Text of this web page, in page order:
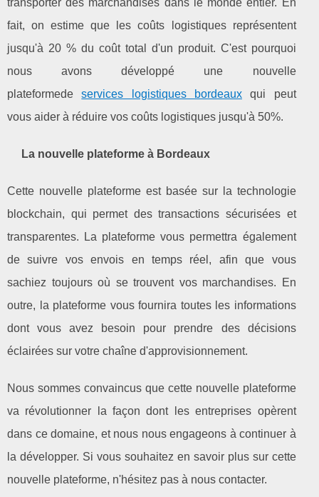
transporter des marchandises dans le monde entier. En
fait, on estime que les coûts logistiques représentent
jusqu'à 20 % du coût total d'un produit. C'est pourquoi
nous avons développé une nouvelle
plateformedeservices logistiques bordeauxqui peut
vous aider à réduire vos coûts logistiques jusqu'à 50%.
La nouvelle plateforme à Bordeaux
Cette nouvelle plateforme est basée sur la technologie
blockchain, qui permet des transactions sécurisées et
transparentes. La plateforme vous permettra également
de suivre vos envois en temps réel, afin que vous
sachiez toujours où se trouvent vos marchandises. En
outre, la plateforme vous fournira toutes les informations
dont vous avez besoin pour prendre des décisions
éclairées sur votre chaîne d'approvisionnement.
Nous sommes convaincus que cette nouvelle plateforme
va révolutionner la façon dont les entreprises opèrent
dans ce domaine, et nous nous engageons à continuer à
la développer. Si vous souhaitez en savoir plus sur cette
nouvelle plateforme, n'hésitez pas à nous contacter.